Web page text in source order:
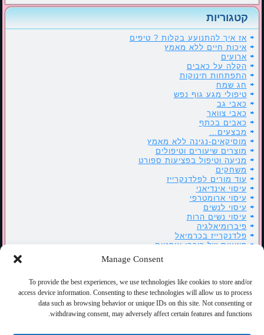
Manage Consent
To provide the best experiences, we use technologies like cookies to store and/or
access device information. Consenting to these technologies will allow us to process
data such as browsing behavior or unique IDs on this site. Not consenting or
withdrawing consent, may adversely affect certain features and functions.
קטגוריות
אז איך להתנועע בקלות ? טיפים
איכות חיים ללא מאמץ
ארועים
הקלה על כאבים
התפתחות תינוקות
חג שמח
טיפולי מגע גוף נפש
כאבי גב
כאבי צוואר
כאבים בכתף
מבצעים…
מוסיקאים-נגינה ללא מאמץ
מוצרים שיעורים וטיפולים
מניעה וטיפול בפציעות ספורט
משחקים
עוד מורים לפלדנקרייז
עיסוי אינדיאני
עיסוי ארומטרפי
עיסוי לנשים
עיסוי נשים הרות
פיברומיאלגיה
פלדנקרייז בכרמיאל
פציעות של רוכבי אופניים
שיעורי פלדנקרייז במגע – FI
שרים פלדנקרייז
תאור מקרה